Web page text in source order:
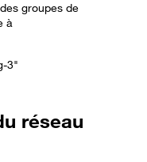
groupes de
à
3"
réseau